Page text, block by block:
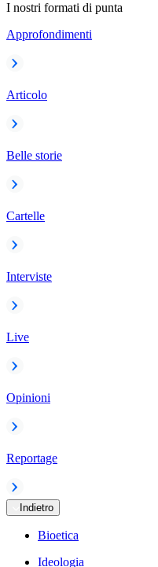
I nostri formati di punta
Approfondimenti
Articolo
Belle storie
Cartelle
Interviste
Live
Opinioni
Reportage
Indietro
Bioetica
Ideologia